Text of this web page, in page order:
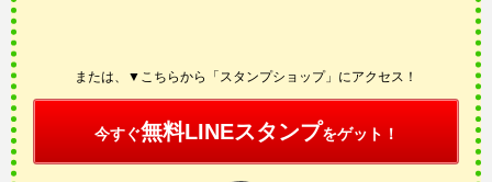
または、▼こちらから「スタンプショップ」にアクセス！
今すぐ無料LINEスタンプをゲット！